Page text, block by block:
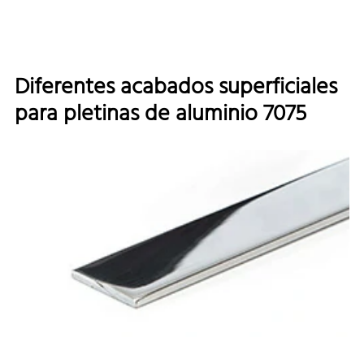
Diferentes acabados superficiales
para pletinas de aluminio 7075